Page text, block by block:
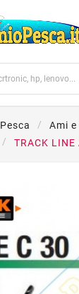
Pesca Ami
TRACK LINE